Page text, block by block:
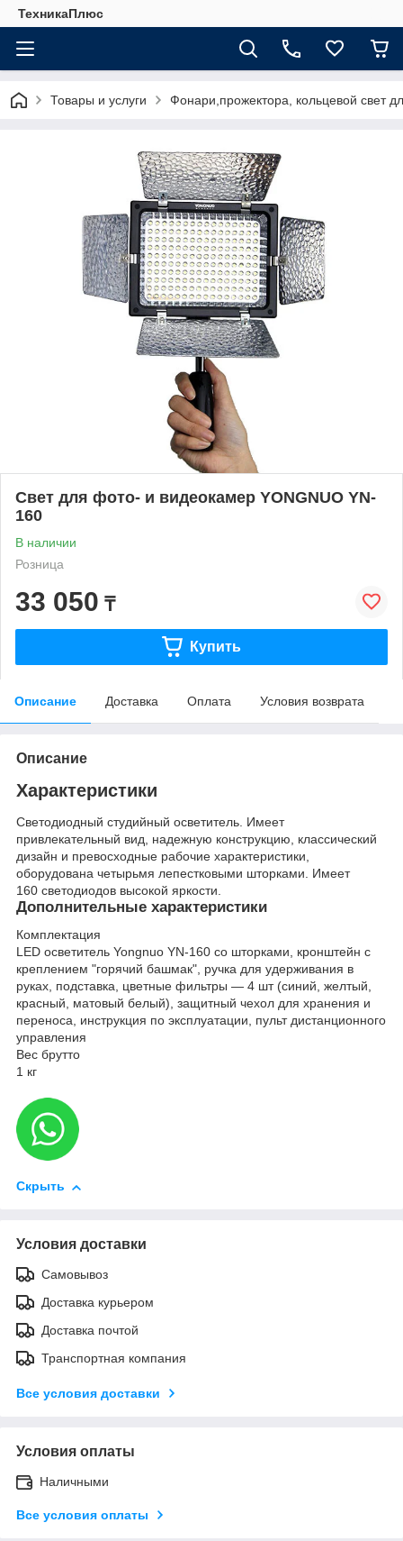
ТехникаПлюс
Товары и услуги Фонари,прожектора, кольцевой свет
Свет для фото- и видеокамер YONGNUO YN-
160
В наличии
Розница
33 050 ₸
Купить
Описание Доставка Оплата Условия возврата
Описание
Характеристики
Светодиодный студийный осветитель. Имеет
привлекательный вид, надежную конструкцию, классический
дизайн и превосходные рабочие характеристики,
оборудована четырьмя лепестковыми шторками. Имеет
160 светодиодов высокой яркости.
Дополнительные характеристики
Комплектация
LED осветитель Yongnuo YN-160 со шторками, кронштейн с
креплением "горячий башмак", ручка для удерживания в
руках, подставка, цветные фильтры ― 4 шт (синий, желтый,
красный, матовый белый), защитный чехол для хранения и
переноса, инструкция по эксплуатации, пульт дистанционного
управления
Вес брутто
1 кг
Скрыть
Условия доставки
Самовывоз
Доставка курьером
Доставка почтой
Транспортная компания
Все условия доставки
Условия оплаты
Наличными
Все условия оплаты